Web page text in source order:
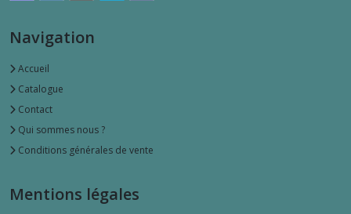
Navigation
Accueil
Catalogue
Contact
Qui sommes nous ?
Conditions générales de vente
Mentions légales